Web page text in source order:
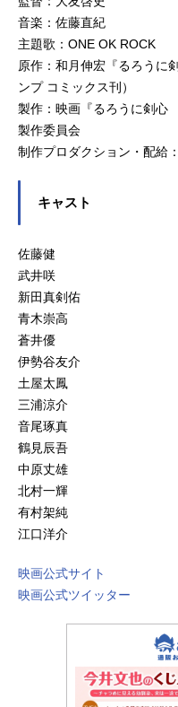
音楽：佐藤直紀
主題歌：ONE OK ROCK
原作：和月伸宏『るろうに
ンプ コミックス刊）
製作：映画『るろうに剣心
製作委員会
制作プロダクション・配給
キャスト
佐藤健
武井咲
新田真剣佑
青木崇高
蒼井優
伊勢谷友介
土屋太鳳
三浦涼介
音尾琢真
鶴見辰吾
中原丈雄
北村一輝
有村架純
江口洋介
映画公式サイト
映画公式ツイッター